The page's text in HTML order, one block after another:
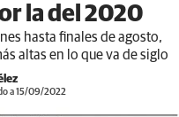
la del 2020
hasta finales de agosto,
altas en lo que va de siglo
a 15/09/2022